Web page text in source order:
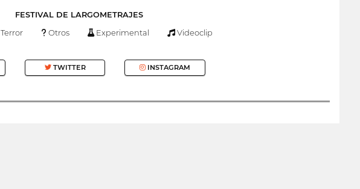
FESTIVAL DE LARGOMETRAJES
Terror Otros Experimental Videoclip
TWITTER INSTAGRAM